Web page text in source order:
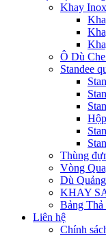
Khay
Ô Dù
Standee
Thùng
Vòng
Dù
KHAY
Bảng
Liên hệ
Chính